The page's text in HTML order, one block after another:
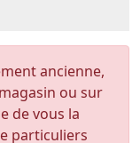
ancienne,
ou sur
de vous la
particuliers